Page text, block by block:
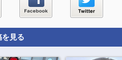
を見る